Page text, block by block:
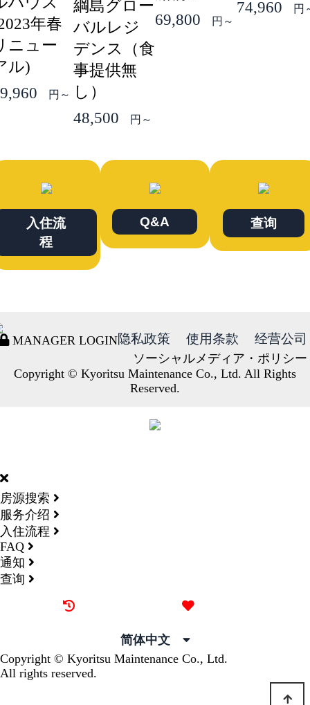
年春
ニュー
ル)
円～
綱島グロー
バルレジ
デンス（食
事提供無
し）
48,500
円～
69,800
円～
74,960
円
入住流
程
Q&A 查询
MANAGER LOGIN隐私政策 使用条款 经营公司
ソーシャルメディア・ポリシー
Copyright © Kyoritsu Maintenance Co., Ltd. All Rights
Reserved.
房源搜索
服务介绍
入住流程
FAQ
通知
查询
简体中文
Copyright © Kyoritsu Maintenance Co., Ltd.
All rights reserved.